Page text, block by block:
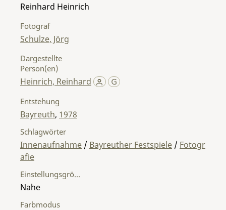
Reinhard Heinrich
Fotograf
Schulze, Jörg
Dargestellte
Person(en)
Heinrich, Reinhard
Entstehung
Bayreuth, 1978
Einstellungsgröße
Nahe
Farbmodus
Schlagwörter
Innenaufnahme / Bayreuther Festspiele / Fotogr
afie